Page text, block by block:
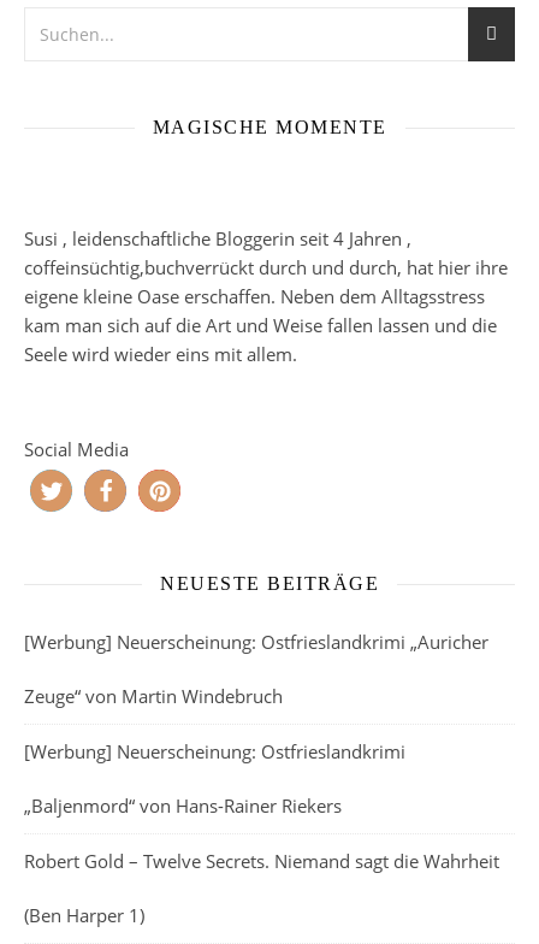
MAGISCHE MOMENTE
Susi , leidenschaftliche Bloggerin seit 4 Jahren ,
coffeinsüchtig,buchverrückt durch und durch, hat hier ihre
eigene kleine Oase erschaffen. Neben dem Alltagsstress
kam man sich auf die Art und Weise fallen lassen und die
Seele wird wieder eins mit allem.
Social Media
NEUESTE BEITRÄGE
[Werbung] Neuerscheinung: Ostfrieslandkrimi „Auricher
Zeuge“ von Martin Windebruch
[Werbung] Neuerscheinung: Ostfrieslandkrimi
„Baljenmord“ von Hans-Rainer Riekers
Robert Gold – Twelve Secrets. Niemand sagt die Wahrheit
(Ben Harper 1)